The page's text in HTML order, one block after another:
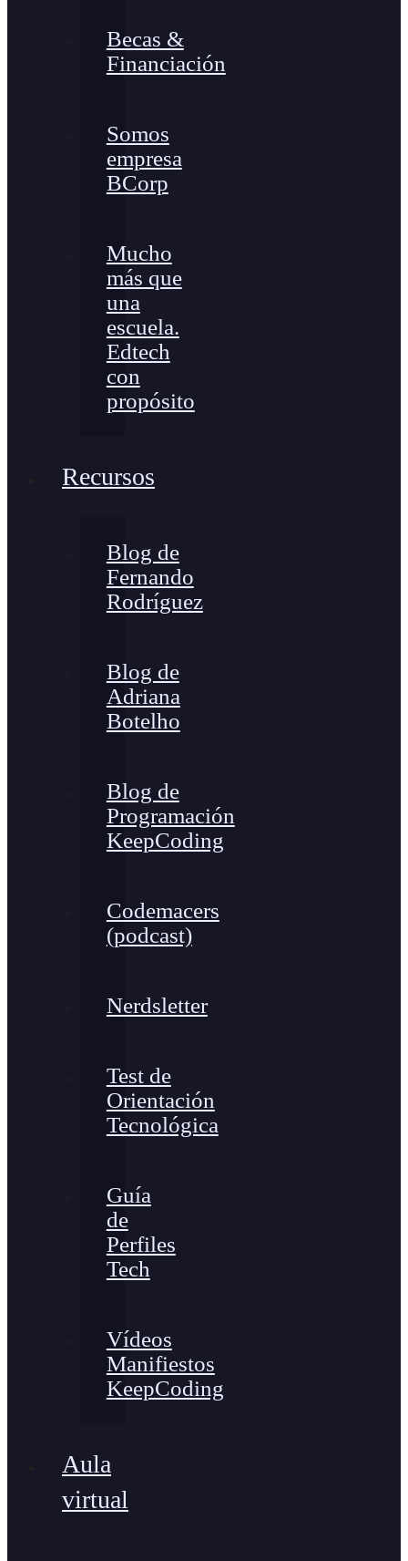
Becas &
Financiación
Somos
empresa
BCorp
Mucho
más que
una
escuela.
Edtech
con
propósito
Recursos
Blog de
Fernando
Rodríguez
Blog de
Adriana
Botelho
Blog de
Programación
KeepCoding
Codemacers
(podcast)
Nerdsletter
Test de
Orientación
Tecnológica
Guía
de
Perfiles
Tech
Vídeos
Manifiestos
KeepCoding
Aula
virtual